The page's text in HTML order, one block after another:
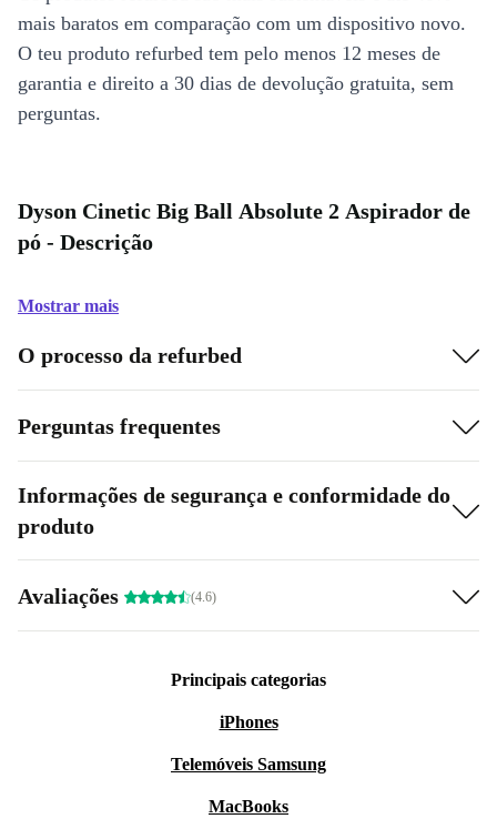
mais baratos em comparação com um dispositivo novo.
O teu produto refurbed tem pelo menos 12 meses de
garantia e direito a 30 dias de devolução gratuita, sem
perguntas.
Dyson Cinetic Big Ball Absolute 2 Aspirador de
pó - Descrição
Mostrar mais
O processo da refurbed
Perguntas frequentes
Informações de segurança e conformidade do
produto
Avaliações (4.6)
Principais categorias
iPhones
Telemóveis Samsung
MacBooks